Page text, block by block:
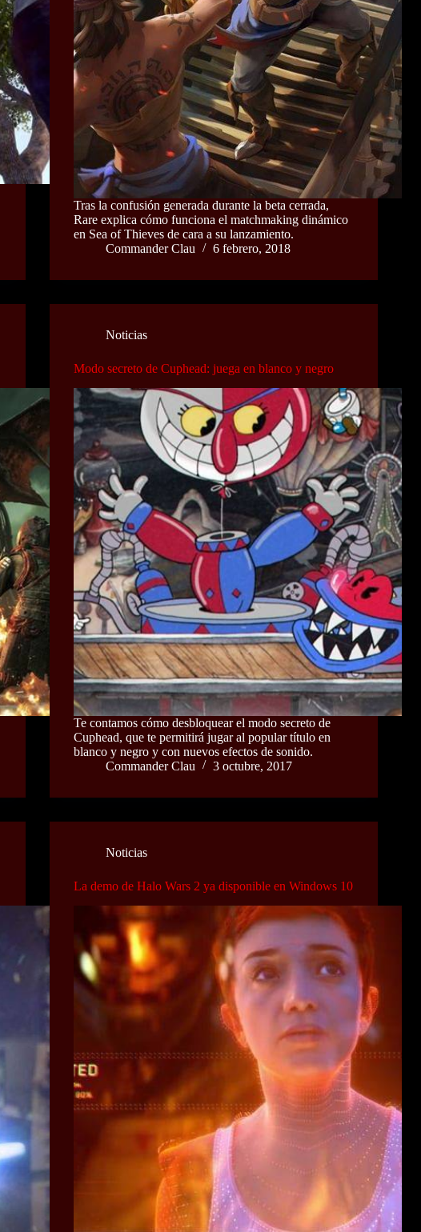
Tras la confusión generada durante la beta cerrada,
Rare explica cómo funciona el matchmaking dinámico
en Sea of Thieves de cara a su lanzamiento.
Commander Clau
6 febrero, 2018
Noticias
Modo secreto de Cuphead: juega en blanco y negro
Te contamos cómo desbloquear el modo secreto de
Cuphead, que te permitirá jugar al popular título en
blanco y negro y con nuevos efectos de sonido.
Commander Clau
3 octubre, 2017
Noticias
La demo de Halo Wars 2 ya disponible en Windows 10